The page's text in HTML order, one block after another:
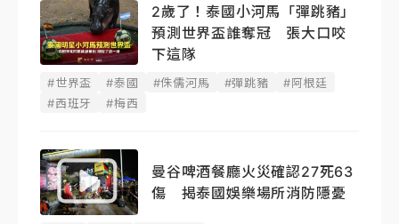
2歲了！泰國小河馬「彈跳豬」
預測世界盃誰奪冠 張大口咬
下這隊
#世界盃 #泰國 #侏儒河馬 #彈跳豬
#阿根廷
#西班牙
#梅西
曼谷啤酒餐廳火災確認27死63
傷 揭泰國娛樂場所消防隱憂